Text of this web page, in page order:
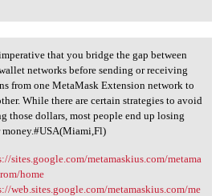
that you
that you bridge the gap between
networks before sending or receiving
from one MetaMask Extension network to
While there are certain strategies to avoid
those dollars, most people end up losing
money.#USA(Miami,Fl)
sites.google.com/metamaskius.com/metama
home
web.sites.google.com/metamaskius.com/me